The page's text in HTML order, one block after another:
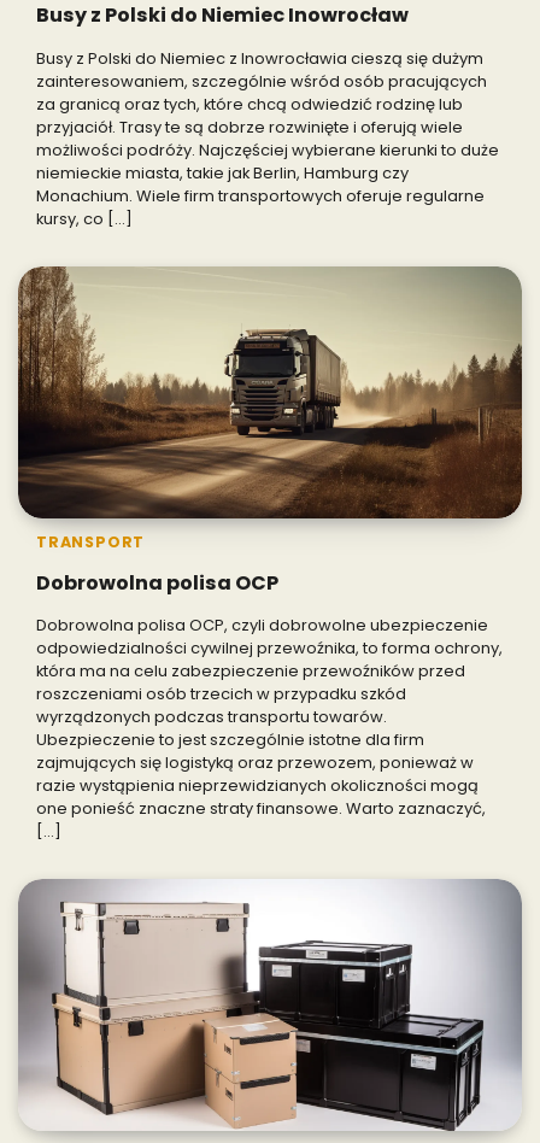
Busy z Polski do Niemiec Inowrocław
Busy z Polski do Niemiec z Inowrocławia cieszą się dużym
zainteresowaniem, szczególnie wśród osób pracujących
za granicą oraz tych, które chcą odwiedzić rodzinę lub
przyjaciół. Trasy te są dobrze rozwinięte i oferują wiele
możliwości podróży. Najczęściej wybierane kierunki to duże
niemieckie miasta, takie jak Berlin, Hamburg czy
Monachium. Wiele firm transportowych oferuje regularne
kursy, co […]
TRANSPORT
Dobrowolna polisa OCP
Dobrowolna polisa OCP, czyli dobrowolne ubezpieczenie
odpowiedzialności cywilnej przewoźnika, to forma ochrony,
która ma na celu zabezpieczenie przewoźników przed
roszczeniami osób trzecich w przypadku szkód
wyrządzonych podczas transportu towarów.
Ubezpieczenie to jest szczególnie istotne dla firm
zajmujących się logistyką oraz przewozem, ponieważ w
razie wystąpienia nieprzewidzianych okoliczności mogą
one ponieść znaczne straty finansowe. Warto zaznaczyć,
[…]